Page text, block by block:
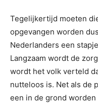
Tegelijkertijd moeten
opgevangen worden
Nederlanders een
Langzaam wordt de
wordt het volk verteld
nutteloos is. Net als de
een in de grond